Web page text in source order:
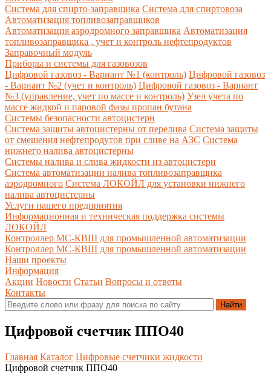
Система для спирто-заправщика Система для спиртовоза
Автоматизация топливозаправщиков
Автоматизация аэродромного заправщика Автоматизация
топливозаправщика , учет и контроль нефтепродуктов
Заправочный модуль
Приборы и системы для газовозов
Цифровой газовоз - Вариант №1 (контроль) Цифровой газовоз
- Вариант №2 (учет и контроль) Цифровой газовоз - Вариант
№3 (управление, учет по массе и контроль) Узел учета по
массе жидкой и паровой фазы пропан бутана
Системы безопасности автоцистерн
Система защиты автоцистерны от перелива Система защиты
от смешения нефтепродутов при сливе на АЗС Система
нижнего налива автоцистерны
Системы налива и слива жидкости из автоцистерн
Система автоматизации налива топливозаправщика
аэродромного Система ЛОКОЙЛ для установки нижнего
налива автоцистерны
Услуги нашего предприятия
Информационная и техническая поддержка системы
ЛОКОЙЛ
Контроллер МС-КВШ для промышленной автоматизации
Контроллер МС-КВШ для промышленной автоматизации
Наши проекты
Информация
Акции Новости Статьи Вопросы и ответы
Контакты
Цифровой счетчик ППО40
Главная Каталог Цифровые счетчики жидкости
Цифровой счетчик ППО40